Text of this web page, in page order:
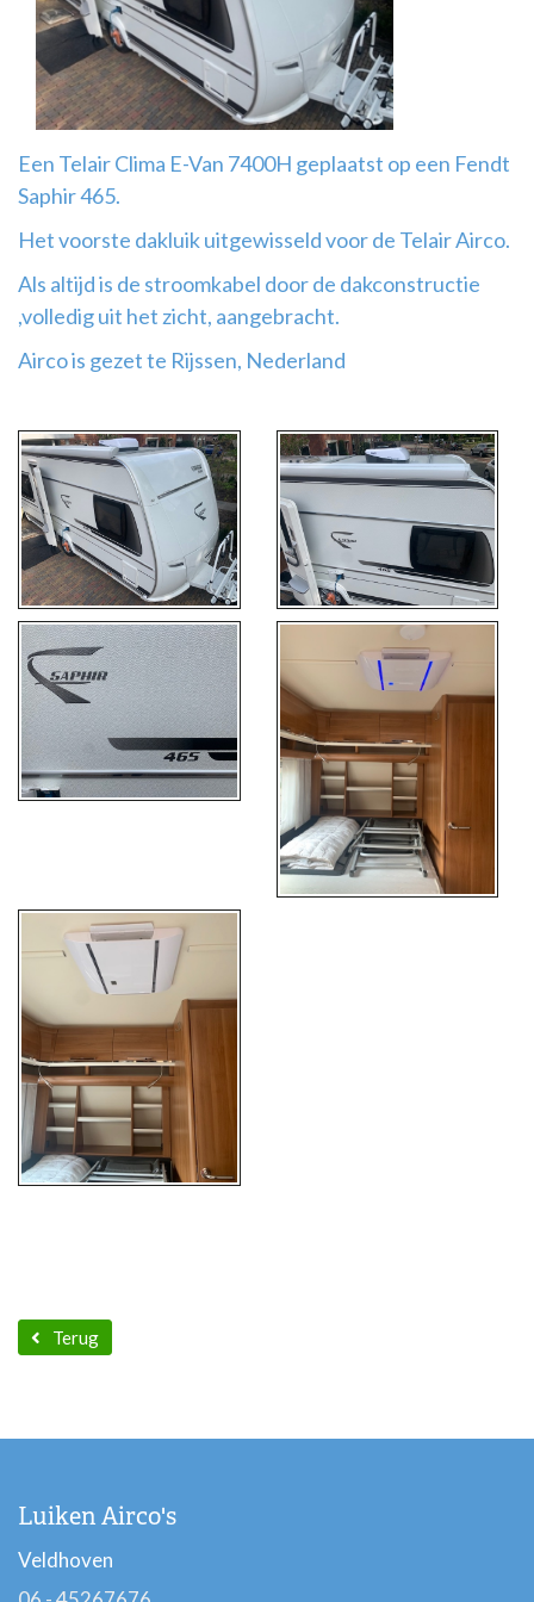
Airco
montage
Een Telair Clima E-Van 7400H geplaatst op een Fendt
Saphir 465.
Het voorste dakluik uitgewisseld voor de Telair Airco.
Als altijd is de stroomkabel door de dakconstructie
,volledig uit het zicht, aangebracht.
Airco is gezet te Rijssen, Nederland
Terug
Luiken Airco's
Veldhoven